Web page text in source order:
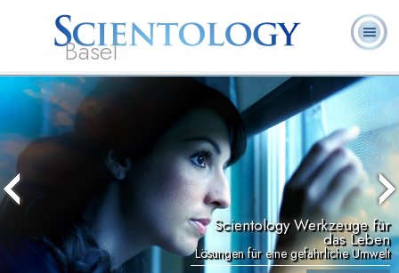
Basel
Über uns
L. Ron
Hubbard
Ehrenamtliche
Geistliche
gestellte
Fragen
Bücher
Scientology Werkzeuge für
das Leben
Lösungen für eine gefährliche Umwelt